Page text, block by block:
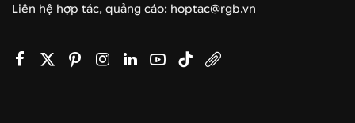
Liên hệ hợp tác, quảng cáo: hoptac@rgb.vn